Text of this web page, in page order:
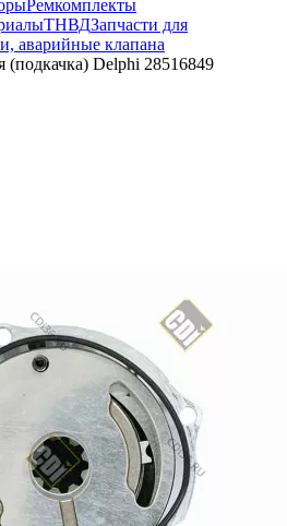
Ремкомплекты
ТНВДЗапчасти для
аварийные клапана
(подкачка) Delphi 28516849